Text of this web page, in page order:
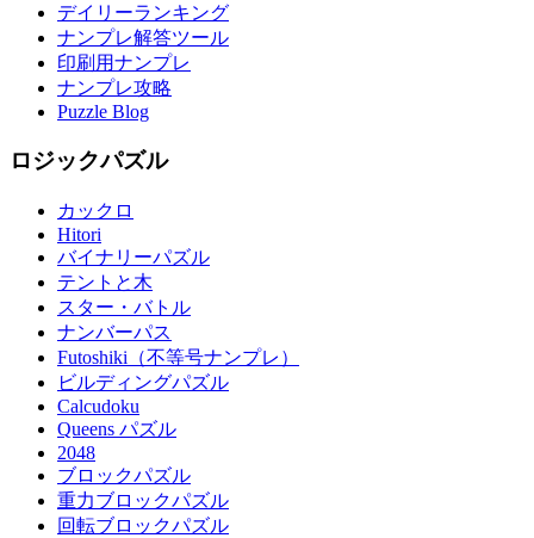
デイリーランキング
ナンプレ解答ツール
印刷用ナンプレ
ナンプレ攻略
Puzzle Blog
ロジックパズル
カックロ
Hitori
バイナリーパズル
テントと木
スター・バトル
ナンバーパス
Futoshiki（不等号ナンプレ）
ビルディングパズル
Calcudoku
Queens パズル
2048
ブロックパズル
重力ブロックパズル
回転ブロックパズル